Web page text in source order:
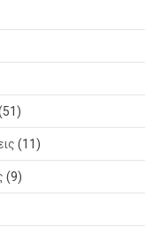
(11)
(9)